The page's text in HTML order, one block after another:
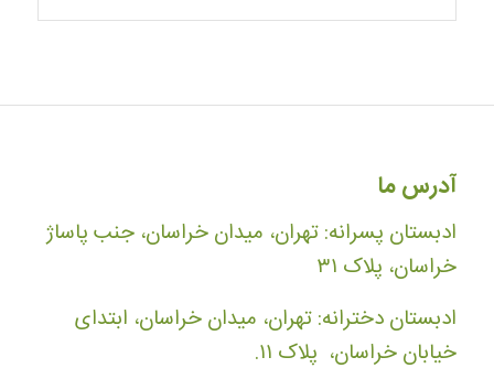
آدرس ما
ادبستان پسرانه: تهران، میدان خراسان، جنب پاساژ
خراسان، پلاک ۳۱
ادبستان دخترانه: تهران، میدان خراسان، ابتدای
خیابان خراسان، پلاک ۱۱.